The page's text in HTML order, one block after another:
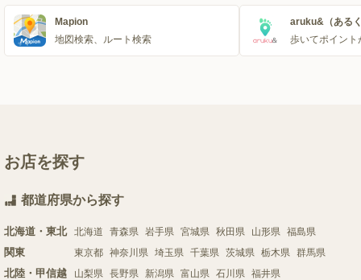
Mapion
地図検索、ルート検索
aruku&（ある
歩いてポイント
お店を探す
都道府県から探す
北海道・東北 北海道 青森県 岩手県 宮城県 秋田県 山形県 福島県
関東 東京都 神奈川県 埼玉県 千葉県 茨城県 栃木県 群馬県
北陸・甲信越 山梨県 長野県 新潟県 富山県 石川県 福井県